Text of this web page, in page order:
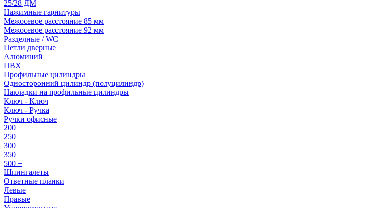
25/28 ДМ
Нажимные гарнитуры
Межосевое расстояние 85 мм
Межосевое расстояние 92 мм
Разделные / WC
Петли дверные
Алюминий
ПВХ
Профильные цилиндры
Односторонний цилиндр (полуцилиндр)
Накладки на профильные цилиндры
Ключ - Ключ
Ключ - Ручка
Ручки офисные
200
250
300
350
500 +
Шпингалеты
Ответные планки
Левые
Правые